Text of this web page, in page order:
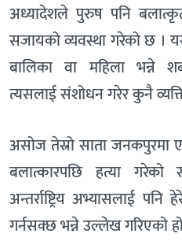
अध्यादेशले पुरुष पनि
सजायको व्यवस्था गरेको छ ।
बालिका वा महिला भन्ने
त्यसलाई संशोधन गरेर कुनै
असोज तेस्रो साता जनकपुरमा
बलात्कारपछि हत्या
अन्तर्राष्ट्रिय अभ्यासलाई
गर्नसक्छ भन्ने उल्लेख गरिएको